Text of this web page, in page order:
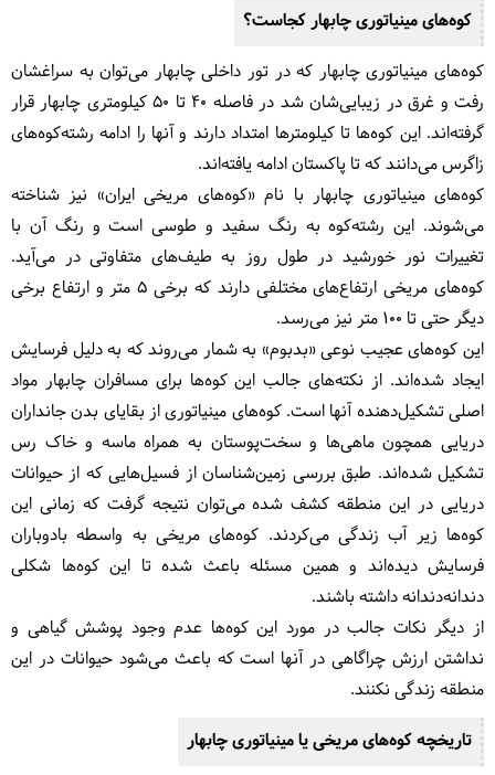
کوه‌های مینیاتوری چابهار کجاست؟
کوه‌های مینیاتوری چابهار که در تور داخلی چابهار می‌توان به سراغشان
رفت و غرق در زیبایی‌شان شد در فاصله ۴۰ تا ۵۰ کیلومتری چابهار قرار
گرفته‌اند. این کوه‌ها تا کیلومترها امتداد دارند و آنها را ادامه رشته‌کوه‌های
زاگرس می‌دانند که تا پاکستان ادامه یافته‌اند.
کوه‌های مینیاتوری چابهار با نام «کوه‌های مریخی ایران» نیز شناخته
می‌شوند. این رشته‌کوه به رنگ سفید و طوسی است و رنگ آن با
تغییرات نور خورشید در طول روز به طیف‌های متفاوتی در می‌آید.
کوه‌های مریخی ارتفاع‌های مختلفی دارند که برخی ۵ متر و ارتفاع برخی
دیگر حتی تا ۱۰۰ متر نیز می‌رسد.
این کوه‌های عجیب نوعی «بدبوم» به شمار می‌روند که به دلیل فرسایش
ایجاد شده‌اند. از نکته‌های جالب این کوه‌ها برای مسافران چابهار مواد
اصلی تشکیل‌دهنده آنها است. کوه‌های مینیاتوری از بقایای بدن جانداران
دریایی همچون ماهی‌ها و سخت‌پوستان به همراه ماسه و خاک رس
تشکیل شده‌اند. طبق بررسی زمین‌شناسان از فسیل‌هایی که از حیوانات
دریایی در این منطقه کشف شده می‌توان نتیجه گرفت که زمانی این
کوه‌ها زیر آب زندگی می‌کردند. کوه‌های مریخی به واسطه بادوباران
فرسایش دیده‌اند و همین مسئله باعث شده تا این کوه‌ها شکلی
دندانه‌دندانه داشته باشند.
از دیگر نکات جالب در مورد این کوه‌ها عدم وجود پوشش گیاهی و
نداشتن ارزش چراگاهی در آنها است که باعث می‌شود حیوانات در این
منطقه زندگی نکنند.
تاریخچه کوه‌های مریخی یا مینیاتوری چابهار